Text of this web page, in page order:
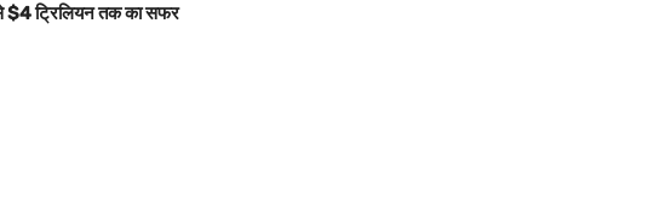
$4 ट्रिलियन तक का सफर